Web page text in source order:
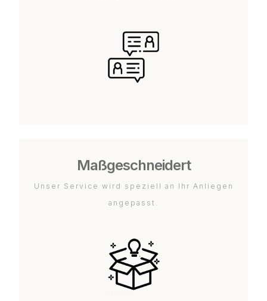
Maßgeschneidert
Unser Service wird speziell an Ihr Anliegen
angepasst.